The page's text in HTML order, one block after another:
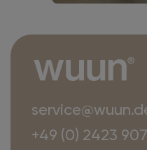
+49 (0) 2423